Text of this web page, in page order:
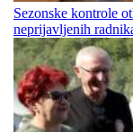
Sezonske kontrole
neprijavljenih